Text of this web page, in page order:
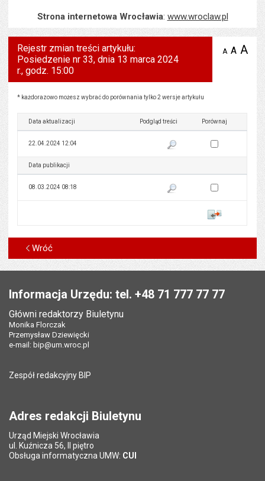
Strona internetowa Wrocławia: www.wroclaw.pl
Rejestr zmian treści artykułu:
Posiedzenie nr 33, dnia 13 marca 2024
r., godz. 15:00
A zmniejsz
A A
Rejestr zmian treści artykułu: Posiedzenie nr 33, dnia 13 marca 2024 r., godz. 15:00
* każdorazowo możesz wybrać do porównania tylko 2 wersje artykułu
Data aktualizacji Podgląd treści Porównaj
22.04.2024 12:04 Pokaż podgląd wersji z dnia
Zaznacz wersję do
Data publikacji
08.03.2024 08:18 Pokaż podgląd wersji z dnia
Zaznacz wersję do
Porównaj
Wróć
Informacja Urzędu: tel. +48 71 777 77 77
Główni redaktorzy Biuletynu
Monika Florczak
Przemysław Dziewięcki
e-mail: bip@um.wroc.pl
Zespół redakcyjny BIP
Adres redakcji Biuletynu
Urząd Miejski Wrocławia
ul. Kuźnicza 56, II piętro
Obsługa informatyczna UMW: CUI